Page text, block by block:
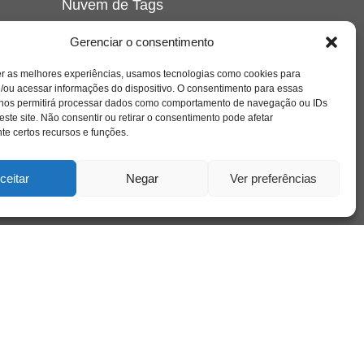
Gerenciar o consentimento
as melhores experiências, usamos tecnologias como cookies para
ou acessar informações do dispositivo. O consentimento para essas
permitirá processar dados como comportamento de navegação ou IDs
site. Não consentir ou retirar o consentimento pode afetar
certos recursos e funções.
Negar Ver preferências
Nuvem de Tags
crianca cuidado cultura depressao
educação família filme
freud infância insight jung liberdade livro
loucura luto maternidade
psicologia relato